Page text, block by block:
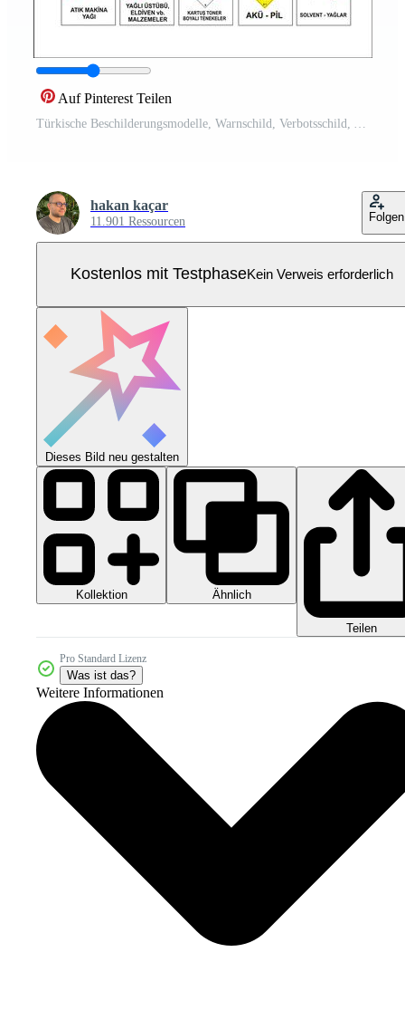
Auf Pinterest Teilen
hakan kaçar
11.901 Ressourcen Folgen
Kostenlos mit TestphaseKein Verweis erforderlich
Dieses Bild neu gestalten
Kollektion Ähnlich
Teilen
Pro Standard Lizenz
Was ist das?
Weitere Informationen